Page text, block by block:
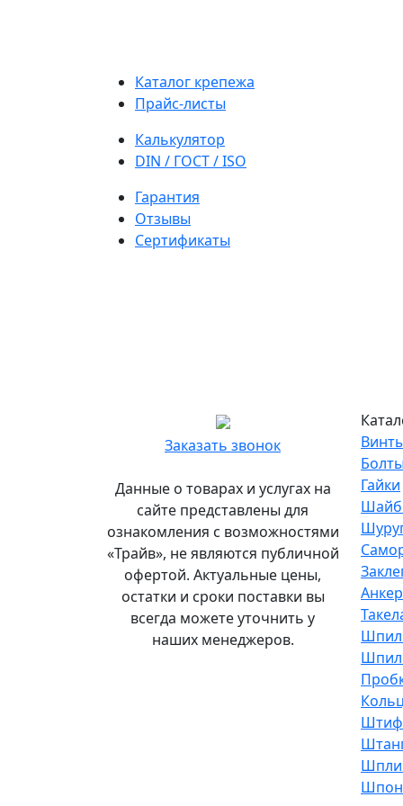
Каталог крепежа
Прайс-листы
Калькулятор
DIN / ГОСТ / ISO
Гарантия
Отзывы
Сертификаты
Заказать звонок
Данные о товарах и услугах на
сайте представлены для
ознакомления с возможностями
«Трайв», не являются публичной
офертой. Актуальные цены,
остатки и сроки поставки вы
всегда можете уточнить у
наших менеджеров.
Болты
Гайки
склад
«Трайв»
в
Санкт-
Петербурге
Подробнее...
Офис